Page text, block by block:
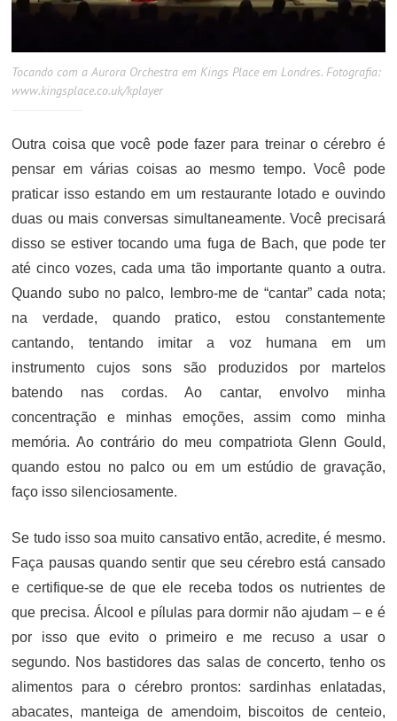
Tocando com a Aurora Orchestra em Kings Place em Londres. Fotografia:
www.kingsplace.co.uk/kplayer
Outra coisa que você pode fazer para treinar o cérebro é
pensar em várias coisas ao mesmo tempo. Você pode
praticar isso estando em um restaurante lotado e ouvindo
duas ou mais conversas simultaneamente. Você precisará
disso se estiver tocando uma fuga de Bach, que pode ter
até cinco vozes, cada uma tão importante quanto a outra.
Quando subo no palco, lembro-me de “cantar” cada nota;
na verdade, quando pratico, estou constantemente
cantando, tentando imitar a voz humana em um
instrumento cujos sons são produzidos por martelos
batendo nas cordas. Ao cantar, envolvo minha
concentração e minhas emoções, assim como minha
memória. Ao contrário do meu compatriota Glenn Gould,
quando estou no palco ou em um estúdio de gravação,
faço isso silenciosamente.
Se tudo isso soa muito cansativo então, acredite, é mesmo.
Faça pausas quando sentir que seu cérebro está cansado
e certifique-se de que ele receba todos os nutrientes de
que precisa. Álcool e pílulas para dormir não ajudam – e é
por isso que evito o primeiro e me recuso a usar o
segundo. Nos bastidores das salas de concerto, tenho os
alimentos para o cérebro prontos: sardinhas enlatadas,
abacates, manteiga de amendoim, biscoitos de centeio,